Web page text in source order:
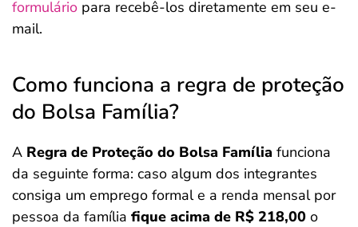
formulário para recebê-los diretamente em seu e-
mail.
Como funciona a regra de proteção
do Bolsa Família?
A Regra de Proteção do Bolsa Família funciona
da seguinte forma: caso algum dos integrantes
consiga um emprego formal e a renda mensal por
pessoa da família fique acima de R$ 218,00 o